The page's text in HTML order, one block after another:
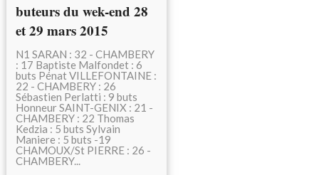
buteurs du wek-end 28
et 29 mars 2015
N1 SARAN : 32 - CHAMBERY
: 17 Baptiste Malfondet : 6
buts Pénat VILLEFONTAINE :
22 - CHAMBERY : 26
Sébastien Perlatti : 9 buts
Honneur SAINT-GENIX : 21 -
CHAMBERY : 22 Thomas
Kedzia : 5 buts Sylvain
Maniere : 5 buts -19
CHAMOUX/St PIERRE : 26 -
CHAMBERY...